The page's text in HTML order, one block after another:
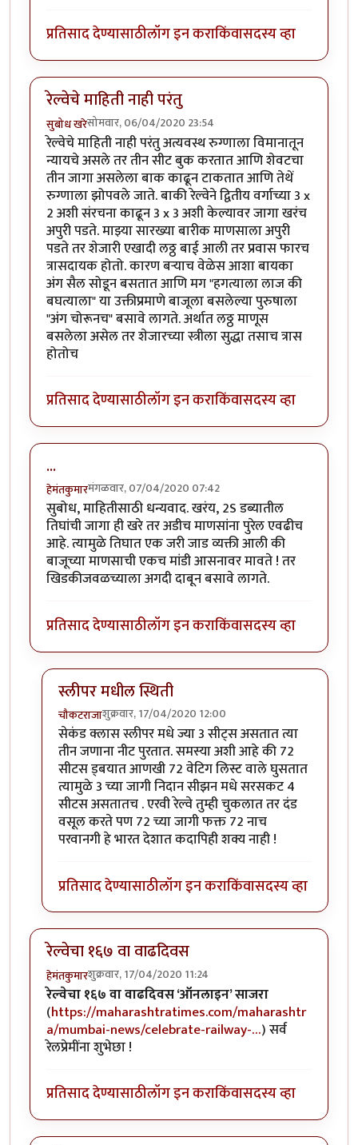
प्रतिसाद देण्यासाठीलॉग इन कराकिंवासदस्य व्हा
रेल्वेचे माहिती नाही परंतु
सुबोध खरेसोमवार, 06/04/2020 23:54
रेल्वेचे माहिती नाही परंतु अत्यवस्थ रुग्णाला विमानातून
न्यायचे असले तर तीन सीट बुक करतात आणि शेवटचा
तीन जागा असलेला बाक काढून टाकतात आणि तेथें
रुग्णाला झोपवले जाते. बाकी रेल्वेने द्वितीय वर्गाच्या 3 x
2 अशी संरचना काढून 3 x 3 अशी केल्यावर जागा खरंच
अपुरी पडते. माझ्या सारख्या बारीक माणसाला अपुरी
पडते तर शेजारी एखादी लठ्ठ बाई आली तर प्रवास फारच
त्रासदायक होतो. कारण बऱ्याच वेळेस आशा बायका
अंग सैल सोडून बसतात आणि मग "हगत्याला लाज की
बघत्याला" या उक्तीप्रमाणे बाजूला बसलेल्या पुरुषाला
"अंग चोरूनच" बसावे लागते. अर्थात लठ्ठ माणूस
बसलेला असेल तर शेजारच्या स्त्रीला सुद्धा तसाच त्रास
होतोच
प्रतिसाद देण्यासाठीलॉग इन कराकिंवासदस्य व्हा
...
हेमंतकुमारमंगळवार, 07/04/2020 07:42
सुबोध, माहितीसाठी धन्यवाद. खरंय, 2S डब्यातील
तिघांची जागा ही खरे तर अडीच माणसांना पुरेल एवढीच
आहे. त्यामुळे तिघात एक जरी जाड व्यक्ती आली की
बाजूच्या माणसाची एकच मांडी आसनावर मावते ! तर
खिडकीजवळच्याला अगदी दाबून बसावे लागते.
प्रतिसाद देण्यासाठीलॉग इन कराकिंवासदस्य व्हा
स्लीपर मधील स्थिती
चौकटराजाशुक्रवार, 17/04/2020 12:00
In reply to...byहेमंतकुमार
सेकंड क्लास स्लीपर मधे ज्या 3 सीट्स असतात त्या
तीन जणाना नीट पुरतात. समस्या अशी आहे की 72
सीटस ड्बयात आणखी 72 वेटिग लिस्ट वाले घुसतात
त्यामुळे 3 च्या जागी निदान सीझन मधे सरसकट 4
सीटस असतातच . एरवी रेल्वे तुम्ही चुकलात तर दंड
वसूल करते पण 72 च्या जागी फक्त 72 नाच
परवानगी हे भारत देशात कदापिही शक्य नाही !
प्रतिसाद देण्यासाठीलॉग इन कराकिंवासदस्य व्हा
रेल्वेचा १६७ वा वाढदिवस
हेमंतकुमारशुक्रवार, 17/04/2020 11:24
रेल्वेचा १६७ वा वाढदिवस ‘ऑनलाइन’ साजरा
(https://maharashtratimes.com/maharashtr
a/mumbai-news/celebrate-railway-…) सर्व
रेलप्रेमींना शुभेछा !
प्रतिसाद देण्यासाठीलॉग इन कराकिंवासदस्य व्हा